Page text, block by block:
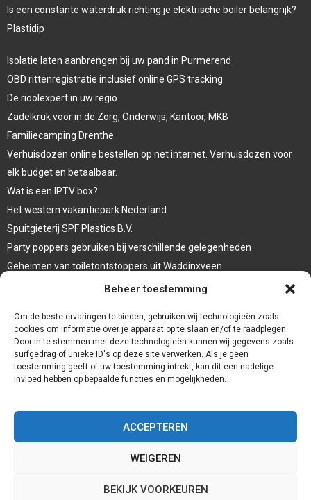
Beheer toestemming
Om de beste ervaringen te bieden, gebruiken wij technologieën zoals
cookies om informatie over je apparaat op te slaan en/of te raadplegen.
Door in te stemmen met deze technologieën kunnen wij gegevens zoals
surfgedrag of unieke ID's op deze site verwerken. Als je geen
toestemming geeft of uw toestemming intrekt, kan dit een nadelige
invloed hebben op bepaalde functies en mogelijkheden.
ACCEPTEREN
WEIGEREN
BEKIJK VOORKEUREN
Is een constante waterdruk richting je elektrische boiler belangrijk?
Plastidip
Isolatie laten aanbrengen bij uw pand in Purmerend
OBD rittenregistratie inclusief online GPS tracking
De rioolexpert in uw regio
Zadelkruk voor in de Zorg, Onderwijs, Kantoor, MKB
Familiecamping Drenthe
Verhuisdozen online bestellen op net internet. Verhuisdozen voor
elk budget en betaalbaar.
Wat is een IPTV box?
Het western vakantiepark Nederland
Spuitgieterij SPF Plastics B.V.
Party poppers gebruiken bij verschillende gelegenheden
Geheimen van toiletontstoppers uit Waddinxveen
Vormen van terrasaankleding